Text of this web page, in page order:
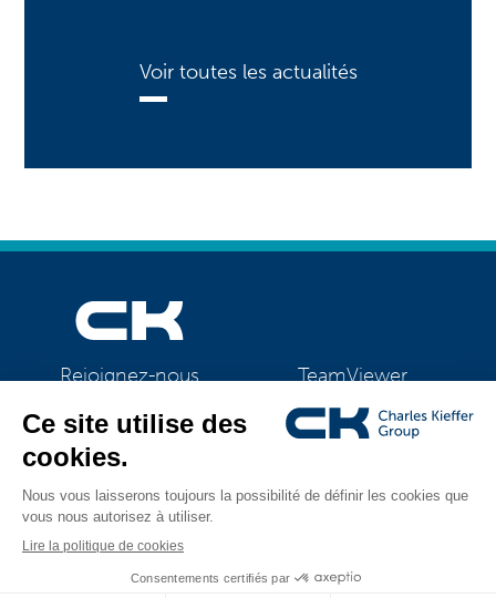
Voir toutes les actualités
Rejoignez-nous TeamViewer
CK Support Mac / PC
©2026 CK Group
Tous droits réservés|Mentions légales
Politique de cookies|Gestion des cookies